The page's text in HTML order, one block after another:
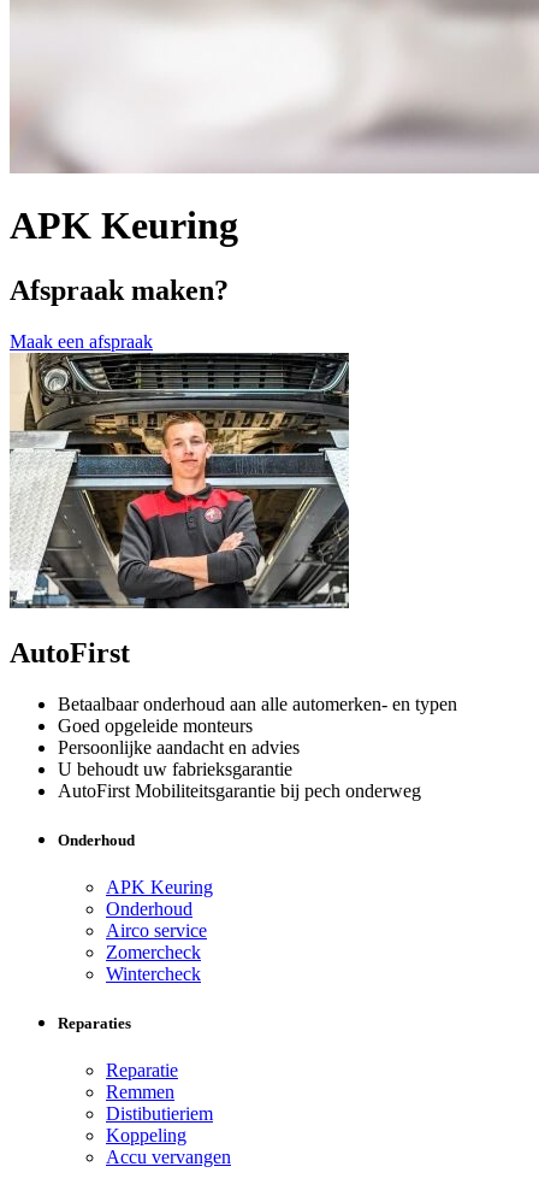
APK Keuring
Afspraak maken?
Maak een afspraak
AutoFirst
Betaalbaar onderhoud aan alle automerken- en typen
Goed opgeleide monteurs
Persoonlijke aandacht en advies
U behoudt uw fabrieksgarantie
AutoFirst Mobiliteitsgarantie bij pech onderweg
Onderhoud
APK Keuring
Onderhoud
Airco service
Zomercheck
Wintercheck
Reparaties
Reparatie
Remmen
Distibutieriem
Koppeling
Accu vervangen